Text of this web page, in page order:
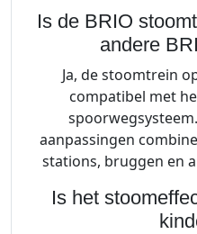
Is de BRIO
andere
Ja, de stoomtrein
compatibel met
aanpassingen
stations, bruggen en
Is het